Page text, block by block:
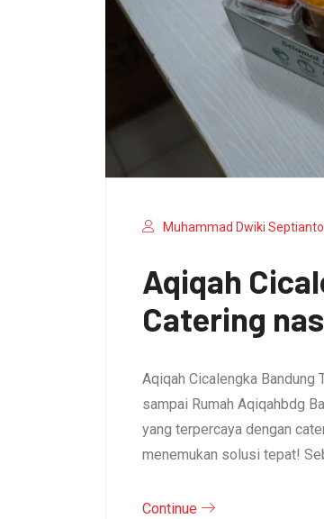
Muhammad Dwiki Septianto
Aqiqah
Catering
Aqiqah Cicalengka Bandung
sampai Rumah Aqiqahbdg
yang terpercaya dengan
menemukan solusi tepat!
Continue